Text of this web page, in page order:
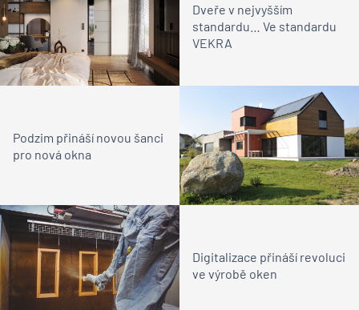
Dveře v nejvyšším
standardu… Ve standardu
VEKRA
Podzim přináší novou šanci
pro nová okna
Digitalizace přináší revoluci
ve výrobě oken